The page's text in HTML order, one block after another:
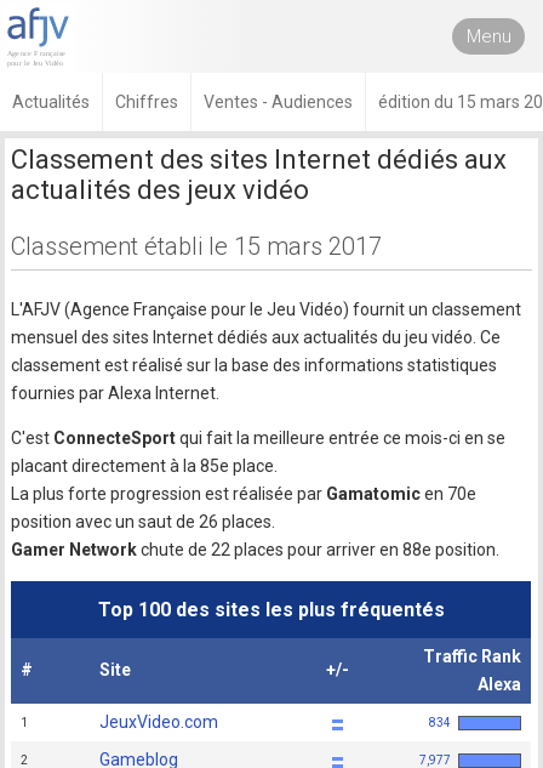
Menu
Actualités Chiffres Ventes - Audiences édition du 15 mars
Classement des sites Internet dédiés aux
actualités des jeux vidéo
Classement établi le 15 mars 2017
L'AFJV (Agence Française pour le Jeu Vidéo) fournit un classement
mensuel des sites Internet dédiés aux actualités du jeu vidéo. Ce
classement est réalisé sur la base des informations statistiques
fournies par Alexa Internet.
C'est ConnecteSportqui fait la meilleure entrée ce mois-ci en se
placant directement à la 85e place.
La plus forte progression est réalisée par Gamatomicen 70e
position avec un saut de 26 places.
Gamer Networkchute de 22 places pour arriver en 88e position.
Top 100 des sites les plus fréquentés
# Site +/-
Traffic Rank
Alexa
1 JeuxVideo.com 834
2 Gameblog 7,977